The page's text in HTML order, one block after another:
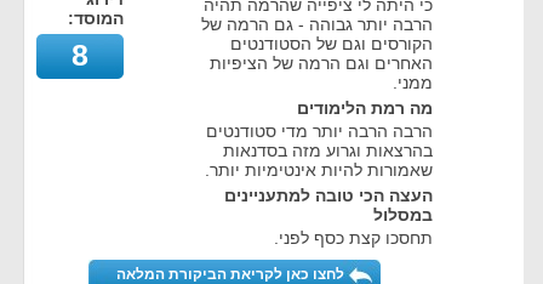
כי היתה לי ציפייה שהרמה תהיה
הרבה יותר גבוהה - גם הרמה של
הקורסים וגם של הסטודנטים
האחרים וגם הרמה של הציפיות
ממני.
מה רמת הלימודים
הרבה הרבה יותר מדי סטודנטים
בהרצאות וגרוע מזה בסדנאות
שאמורות להיות אינטימיות יותר.
העצה הכי טובה למתעניינים
במסלול
תחסכו קצת כסף לפני.
המוסד:
8
לחצו כאן לקריאת הביקורת המלאה